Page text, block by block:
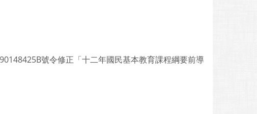
號令修正「十二年國民基本教育課程綱要前導